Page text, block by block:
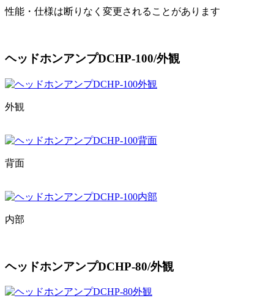
性能・仕様は断りなく変更されることがあります
ヘッドホンアンプDCHP-100/外観
外観
背面
内部
ヘッドホンアンプDCHP-80/外観